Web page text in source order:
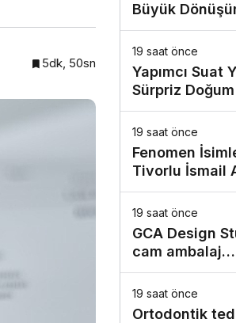
5dk, 50sn
Büyük
19 saat önce
Yapımcı Suat
Sürpriz
Kutlaması!
19 saat önce
Fenomen
Tivorlu İsmail
Filmde
!Kozalak Devri!
Ağustos’ta
19 saat önce
GCA Design
cam ambalaj
tasarımında
yaklaşım
19 saat önce
Ortodontik